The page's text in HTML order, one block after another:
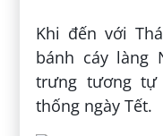
Khi đến với
bánh cáy làng
trưng tương tự
thống ngày Tết.